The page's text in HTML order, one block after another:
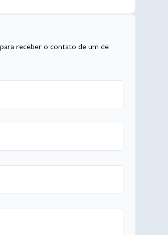
receber o contato de um de